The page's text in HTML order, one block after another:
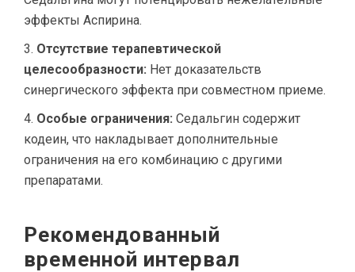
эффекты Аспирина.
Отсутствие терапевтической
целесообразности: Нет доказательств
синергического эффекта при совместном приеме.
Особые ограничения: Седальгин содержит
кодеин, что накладывает дополнительные
ограничения на его комбинацию с другими
препаратами.
Рекомендованный
временной интервал